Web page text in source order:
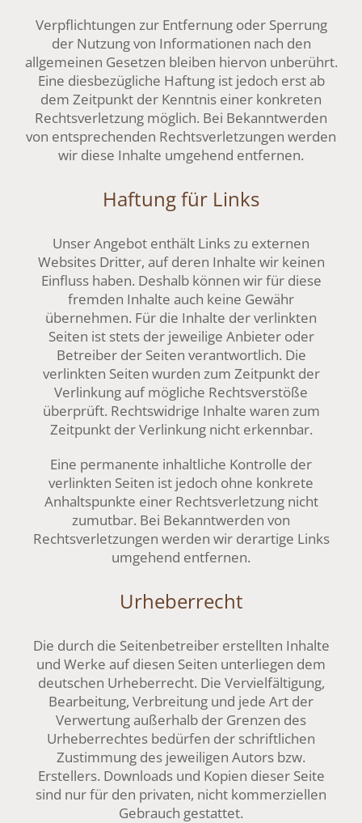
Verpflichtungen zur Entfernung oder Sperrung
der Nutzung von Informationen nach den
allgemeinen Gesetzen bleiben hiervon unberührt.
Eine diesbezügliche Haftung ist jedoch erst ab
dem Zeitpunkt der Kenntnis einer konkreten
Rechtsverletzung möglich. Bei Bekanntwerden
von entsprechenden Rechtsverletzungen werden
wir diese Inhalte umgehend entfernen.
Haftung für Links
Unser Angebot enthält Links zu externen
Websites Dritter, auf deren Inhalte wir keinen
Einfluss haben. Deshalb können wir für diese
fremden Inhalte auch keine Gewähr
übernehmen. Für die Inhalte der verlinkten
Seiten ist stets der jeweilige Anbieter oder
Betreiber der Seiten verantwortlich. Die
verlinkten Seiten wurden zum Zeitpunkt der
Verlinkung auf mögliche Rechtsverstöße
überprüft. Rechtswidrige Inhalte waren zum
Zeitpunkt der Verlinkung nicht erkennbar.
Eine permanente inhaltliche Kontrolle der
verlinkten Seiten ist jedoch ohne konkrete
Anhaltspunkte einer Rechtsverletzung nicht
zumutbar. Bei Bekanntwerden von
Rechtsverletzungen werden wir derartige Links
umgehend entfernen.
Urheberrecht
Die durch die Seitenbetreiber erstellten Inhalte
und Werke auf diesen Seiten unterliegen dem
deutschen Urheberrecht. Die Vervielfältigung,
Bearbeitung, Verbreitung und jede Art der
Verwertung außerhalb der Grenzen des
Urheberrechtes bedürfen der schriftlichen
Zustimmung des jeweiligen Autors bzw.
Erstellers. Downloads und Kopien dieser Seite
sind nur für den privaten, nicht kommerziellen
Gebrauch gestattet.